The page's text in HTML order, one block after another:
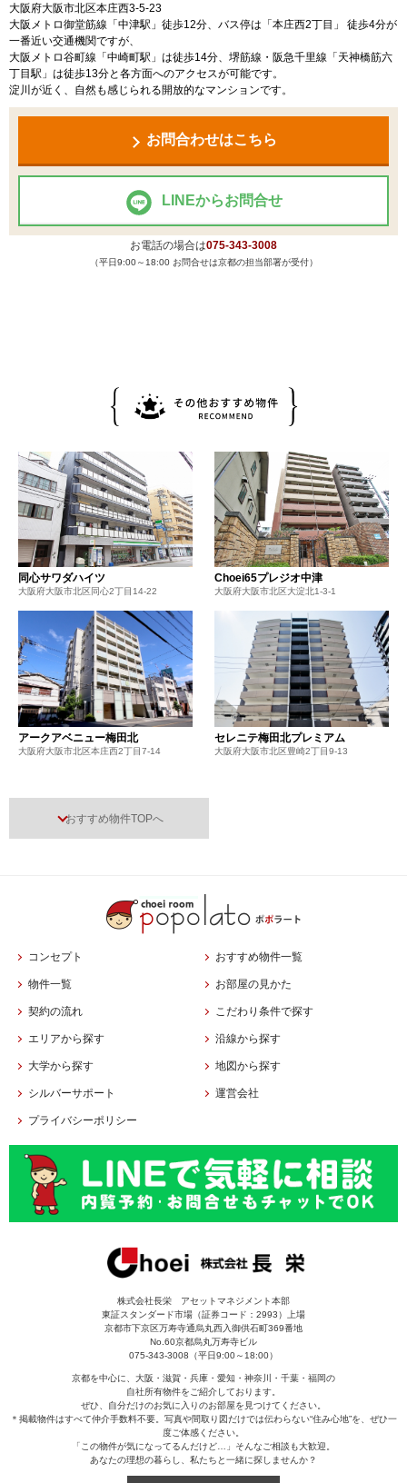
大阪府大阪市北区本庄西3-5-23
大阪メトロ御堂筋線「中津駅」徒歩12分、バス停は「本庄西2丁目」 徒歩4分が
一番近い交通機関ですが、
大阪メトロ谷町線「中崎町駅」は徒歩14分、堺筋線・阪急千里線「天神橋筋六
丁目駅」は徒歩13分と各方面へのアクセスが可能です。
淀川が近く、自然も感じられる開放的なマンションです。
お問合わせはこちら
LINEからお問合せ
お電話の場合は075-343-3008
（平日9:00～18:00 お問合せは京都の担当部署が受付）
同心サワダハイツ
大阪府大阪市北区同心2丁目14-22
Choei65プレジオ中津
大阪府大阪市北区大淀北1-3-1
アークアベニュー梅田北
大阪府大阪市北区本庄西2丁目7-14
セレニテ梅田北プレミアム
大阪府大阪市北区豊崎2丁目9-13
おすすめ物件TOPへ
コンセプト おすすめ物件一覧
物件一覧 お部屋の見かた
契約の流れ こだわり条件で探す
エリアから探す 沿線から探す
大学から探す 地図から探す
シルバーサポート 運営会社
プライバシーポリシー
株式会社長栄 アセットマネジメント本部
東証スタンダード市場（証券コード：2993）上場
京都市下京区万寿寺通烏丸西入御供石町369番地
No.60京都烏丸万寿寺ビル
075-343-3008（平日9:00～18:00）
京都を中心に、大阪・滋賀・兵庫・愛知・神奈川・千葉・福岡の
自社所有物件をご紹介しております。
ぜひ、自分だけのお気に入りのお部屋を見つけてください。
＊掲載物件はすべて仲介手数料不要。写真や間取り図だけでは伝わらない“住み心地”を、ぜひ一
度ご体感ください。
「この物件が気になってるんだけど…」そんなご相談も大歓迎。
あなたの理想の暮らし、私たちと一緒に探しませんか？